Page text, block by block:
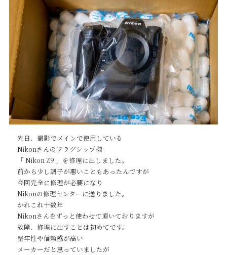
先日、撮影でメインで使用している
Nikonさんのフラグシップ機
「 Nikon Z9 」を修理に出しました。
前から少し調子が悪いこともあったんですが
今回完全に修理が必要になり
Nikonの修理センターに送りました。
かれこれ十数年
Nikonさんをずっと使わせて頂いておりますが
故障、修理に出すことは初めてです。
堅牢性や信頼感が高い
メーカーだと思っていましたが